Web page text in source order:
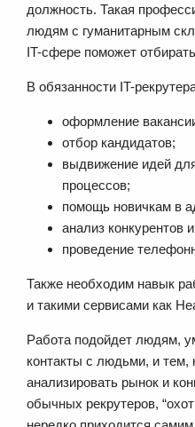
должность. Такая
людям с гуманитарным
IT-сфере поможет
В обязанности IT-
оформление
отбор кандидатов;
выдвижение идей
процессов;
помощь новичкам в
анализ конкурентов
проведение
Также необходим навык
и такими сервисами как
Работа подойдет людям,
контакты с людьми, и тем,
анализировать рынок и
обычных рекрутеров,